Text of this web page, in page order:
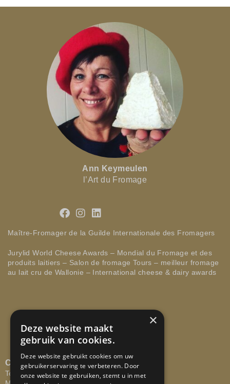
Ann Keymeulen
l’Art du Fromage
Maître-Fromager de la Guilde Internationale des Fromagers
Jurylid World Cheese Awards – Mondial du Fromage et des
produits laitiers – Salon de fromage Tours – meilleur fromage
au lait cru de Wallonie – International cheese & dairy awards
CONTACTEER ONS
Tel: +32 473 58 29 67
×
Deze website maakt
gebruik van cookies.
Deze website gebruikt cookies om uw
gebruikerservaring te verbeteren. Door
onze website te gebruiken, stemt u in met